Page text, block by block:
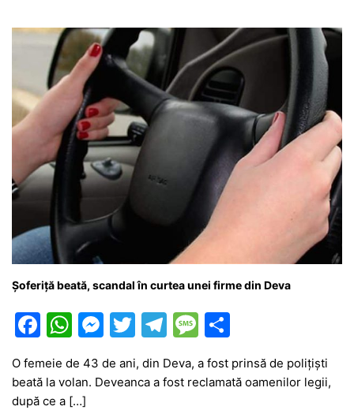
Șoferiță beată, scandal în curtea unei firme din Deva
F
a
c
e
W
at
s
M
s
T
w
itt
T
e
M
e
s
ar
ta
O femeie de 43 de ani, din Deva, a fost prinsă de polițiști
beată la volan. Deveanca a fost reclamată oamenilor legii,
după ce a […]